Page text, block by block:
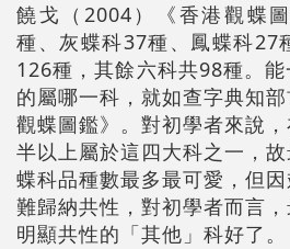
饒戈（2004）《香港觀蝶
種、灰蝶科37種、鳳蝶科27
126種，其餘六科共98種。
的屬哪一科，就如查字典知
觀蝶圖鑑》。對初學者來說
半以上屬於這四大科之一，
蝶科品種數最多最可愛，但因
難歸納共性，對初學者而言
明顯共性的「其他」科好了。